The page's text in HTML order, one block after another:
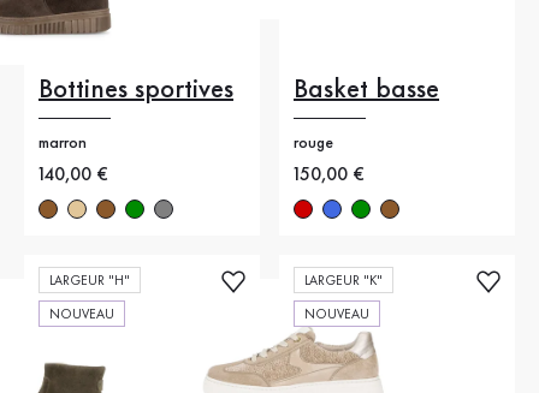
Bottines sportives
marron
Nouveau prix
140,00 €
Basket basse
rouge
Nouveau prix
150,00 €
LARGEUR "H"
NOUVEAU
LARGEUR "K"
NOUVEAU